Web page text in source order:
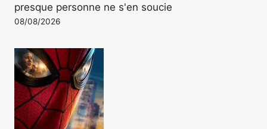
presque personne ne s'en soucie
08/08/2026